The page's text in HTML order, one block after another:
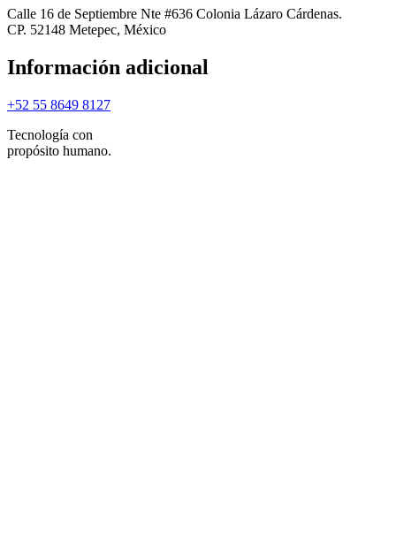
Calle 16 de Septiembre Nte #636 Colonia Lázaro Cárdenas.
CP. 52148 Metepec, México
Información adicional
+52 55 8649 8127
Tecnología con
propósito humano.